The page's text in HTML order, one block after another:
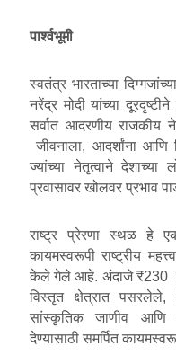
पार्श्वभूमी
स्वतंत्र भारताच्या
नरेंद्र मोदी यांच्या
सर्वात आदरणीय राजकीय
जीवनाला, आदर्शांना आणि
ज्यांच्या नेतृत्वाने देशाच्या
प्रवासावर खोलवर प्रभाव
राष्ट्र प्रेरणा स्थळ हे
कायमस्वरूपी राष्ट्रीय
केले गेले आहे. अंदाजे ₹230
विस्तृत क्षेत्रात
सांस्कृतिक जाणीव आणि
देण्यासाठी समर्पित